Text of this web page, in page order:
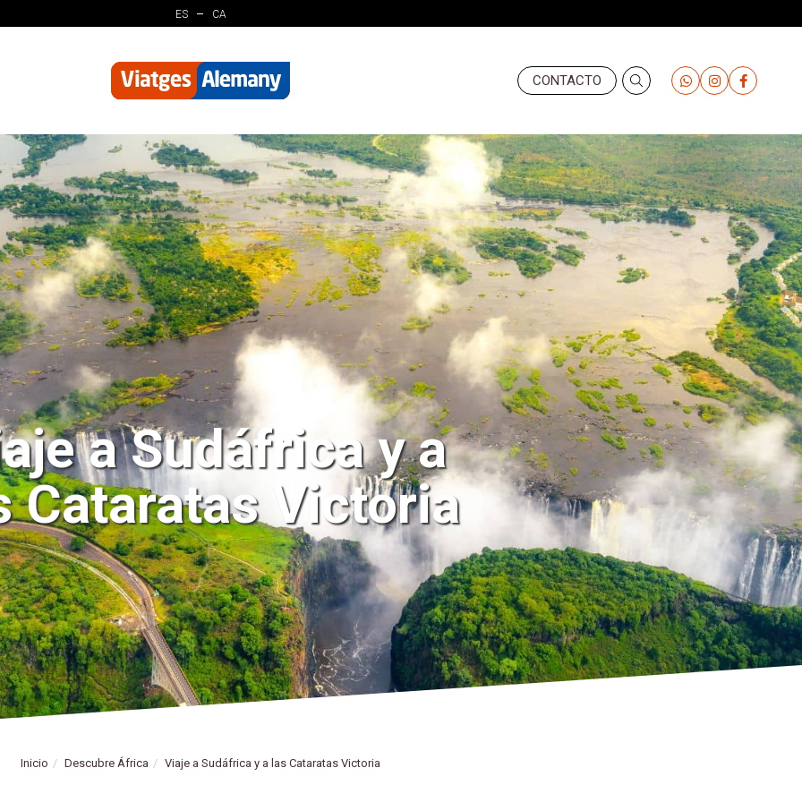
ES CA
Header
CONTACTO
a Sudáfrica y a
Cataratas Victoria
Inicio Descubre África Viaje a Sudáfrica y a las Cataratas Victoria